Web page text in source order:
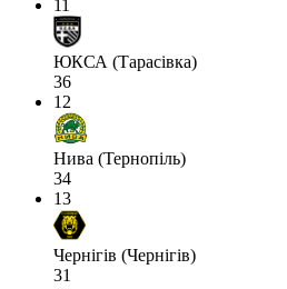
11
ЮКСА (Тарасівка)
36
12
Нива (Тернопіль)
34
13
Чернігів (Чернігів)
31